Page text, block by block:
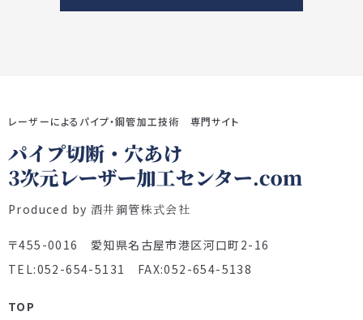
レーザーによるパイプ・鋼管加工技術 専門サイト
Produced by 酒井鋼管株式会社
〒455-0016 愛知県名古屋市港区河口町2-16
TEL:052-654-5131 FAX:052-654-5138
TOP